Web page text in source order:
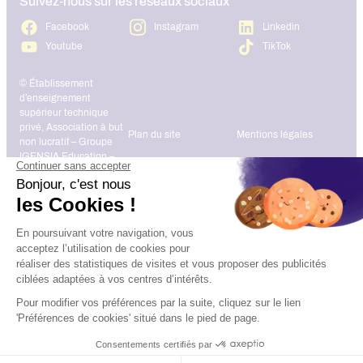
Facebook Instagram
Linkedin
Youtube
TikTok
© Établissement
d’enseignement
supérieur technique
privé, Association à but
non lucratif – Groupe
IGENSIA Education –
Mise à jour site :
Janvier 2026
Plan du site Mentions légales
Charte des données
Contact